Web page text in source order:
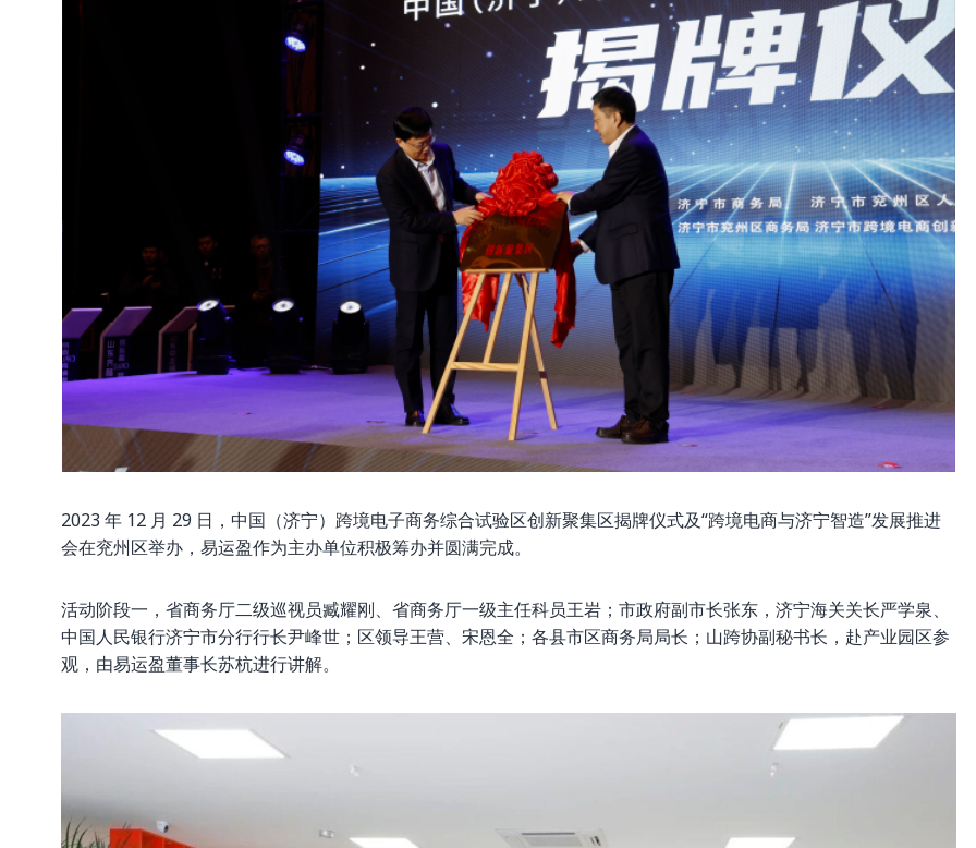
2023 年 12 月 29 日，中国（济宁）跨境电子商务综合试验区创新聚集区揭牌仪式及“跨境电商与济宁智造”发展推进
会在兖州区举办，易运盈作为主办单位积极筹办并圆满完成。
活动阶段一，省商务厅二级巡视员臧耀刚、省商务厅一级主任科员王岩；市政府副市长张东，济宁海关关长严学泉、
中国人民银行济宁市分行行长尹峰世；区领导王营、宋恩全；各县市区商务局局长；山跨协副秘书长，赴产业园区参
观，由易运盈董事长苏杭进行讲解。